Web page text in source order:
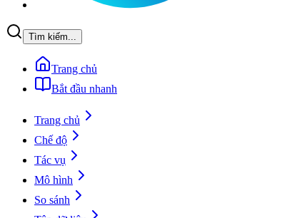
Tìm kiếm...
Trang chủ
Bắt đầu nhanh
Trang chủ
Chế độ
Tác vụ
Mô hình
So sánh